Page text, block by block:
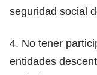
seguridad social
4. No tener
entidades